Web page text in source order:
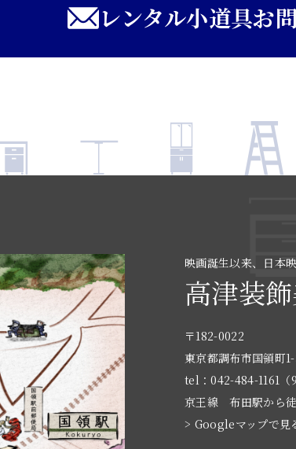
レンタル小道具お
映画誕生以来、日本
高津装
〒182-0022
東京都調布市国領町
tel：042-484-1161（
京王線 布田駅から
> Googleマップで見